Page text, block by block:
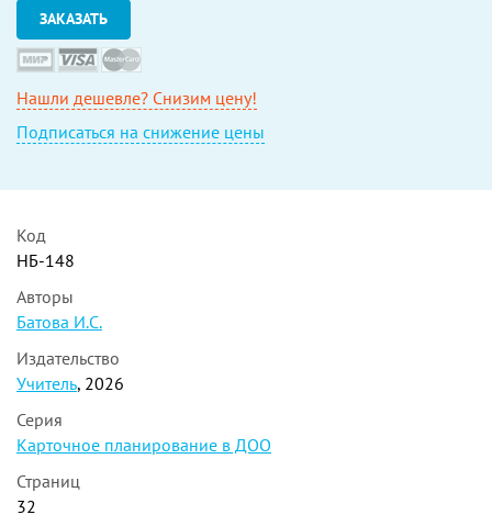
ЗАКАЗАТЬ
Нашли дешевле? Снизим цену!
Подписаться на снижение цены
Код
НБ-148
Авторы
Батова И.С.
Издательство
Учитель, 2026
Серия
Карточное планирование в ДОО
Страниц
32